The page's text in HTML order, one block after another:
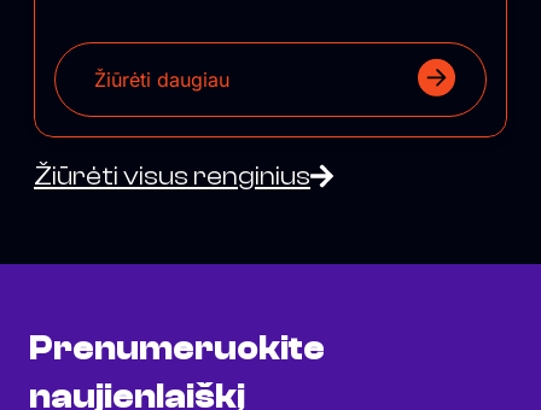
Žiūrėti daugiau
Žiūrėti visus renginius
Prenumeruokite
naujienlaiškį